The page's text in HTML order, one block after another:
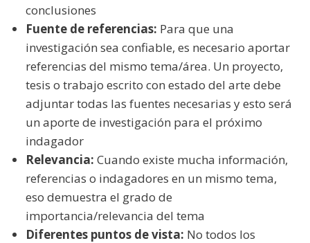
conclusiones
Fuente de referencias: Para que una
investigación sea confiable, es necesario aportar
referencias del mismo tema/área. Un proyecto,
tesis o trabajo escrito con estado del arte debe
adjuntar todas las fuentes necesarias y esto será
un aporte de investigación para el próximo
indagador
Relevancia: Cuando existe mucha información,
referencias o indagadores en un mismo tema,
eso demuestra el grado de
importancia/relevancia del tema
Diferentes puntos de vista: No todos los